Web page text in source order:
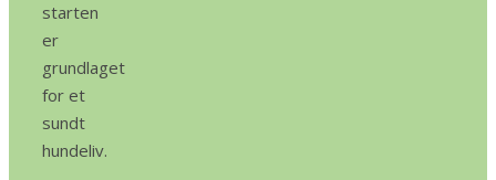
starten
er
grundlaget
for et
sundt
hundeliv.